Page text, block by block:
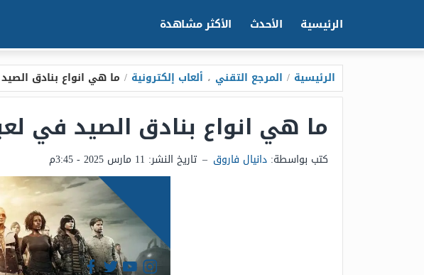
الرئيسية الأحدث الأكثر مشاهدة
الرئيسية / المرجع التقني ، ألعاب إلكترونية / ما هي انواع بنادق الصيد
ما هي انواع بنادق الصيد في لعبة
كتب بواسطة: دانيال فاروق – تاريخ النشر: 11 مارس 2025 - 3:45م